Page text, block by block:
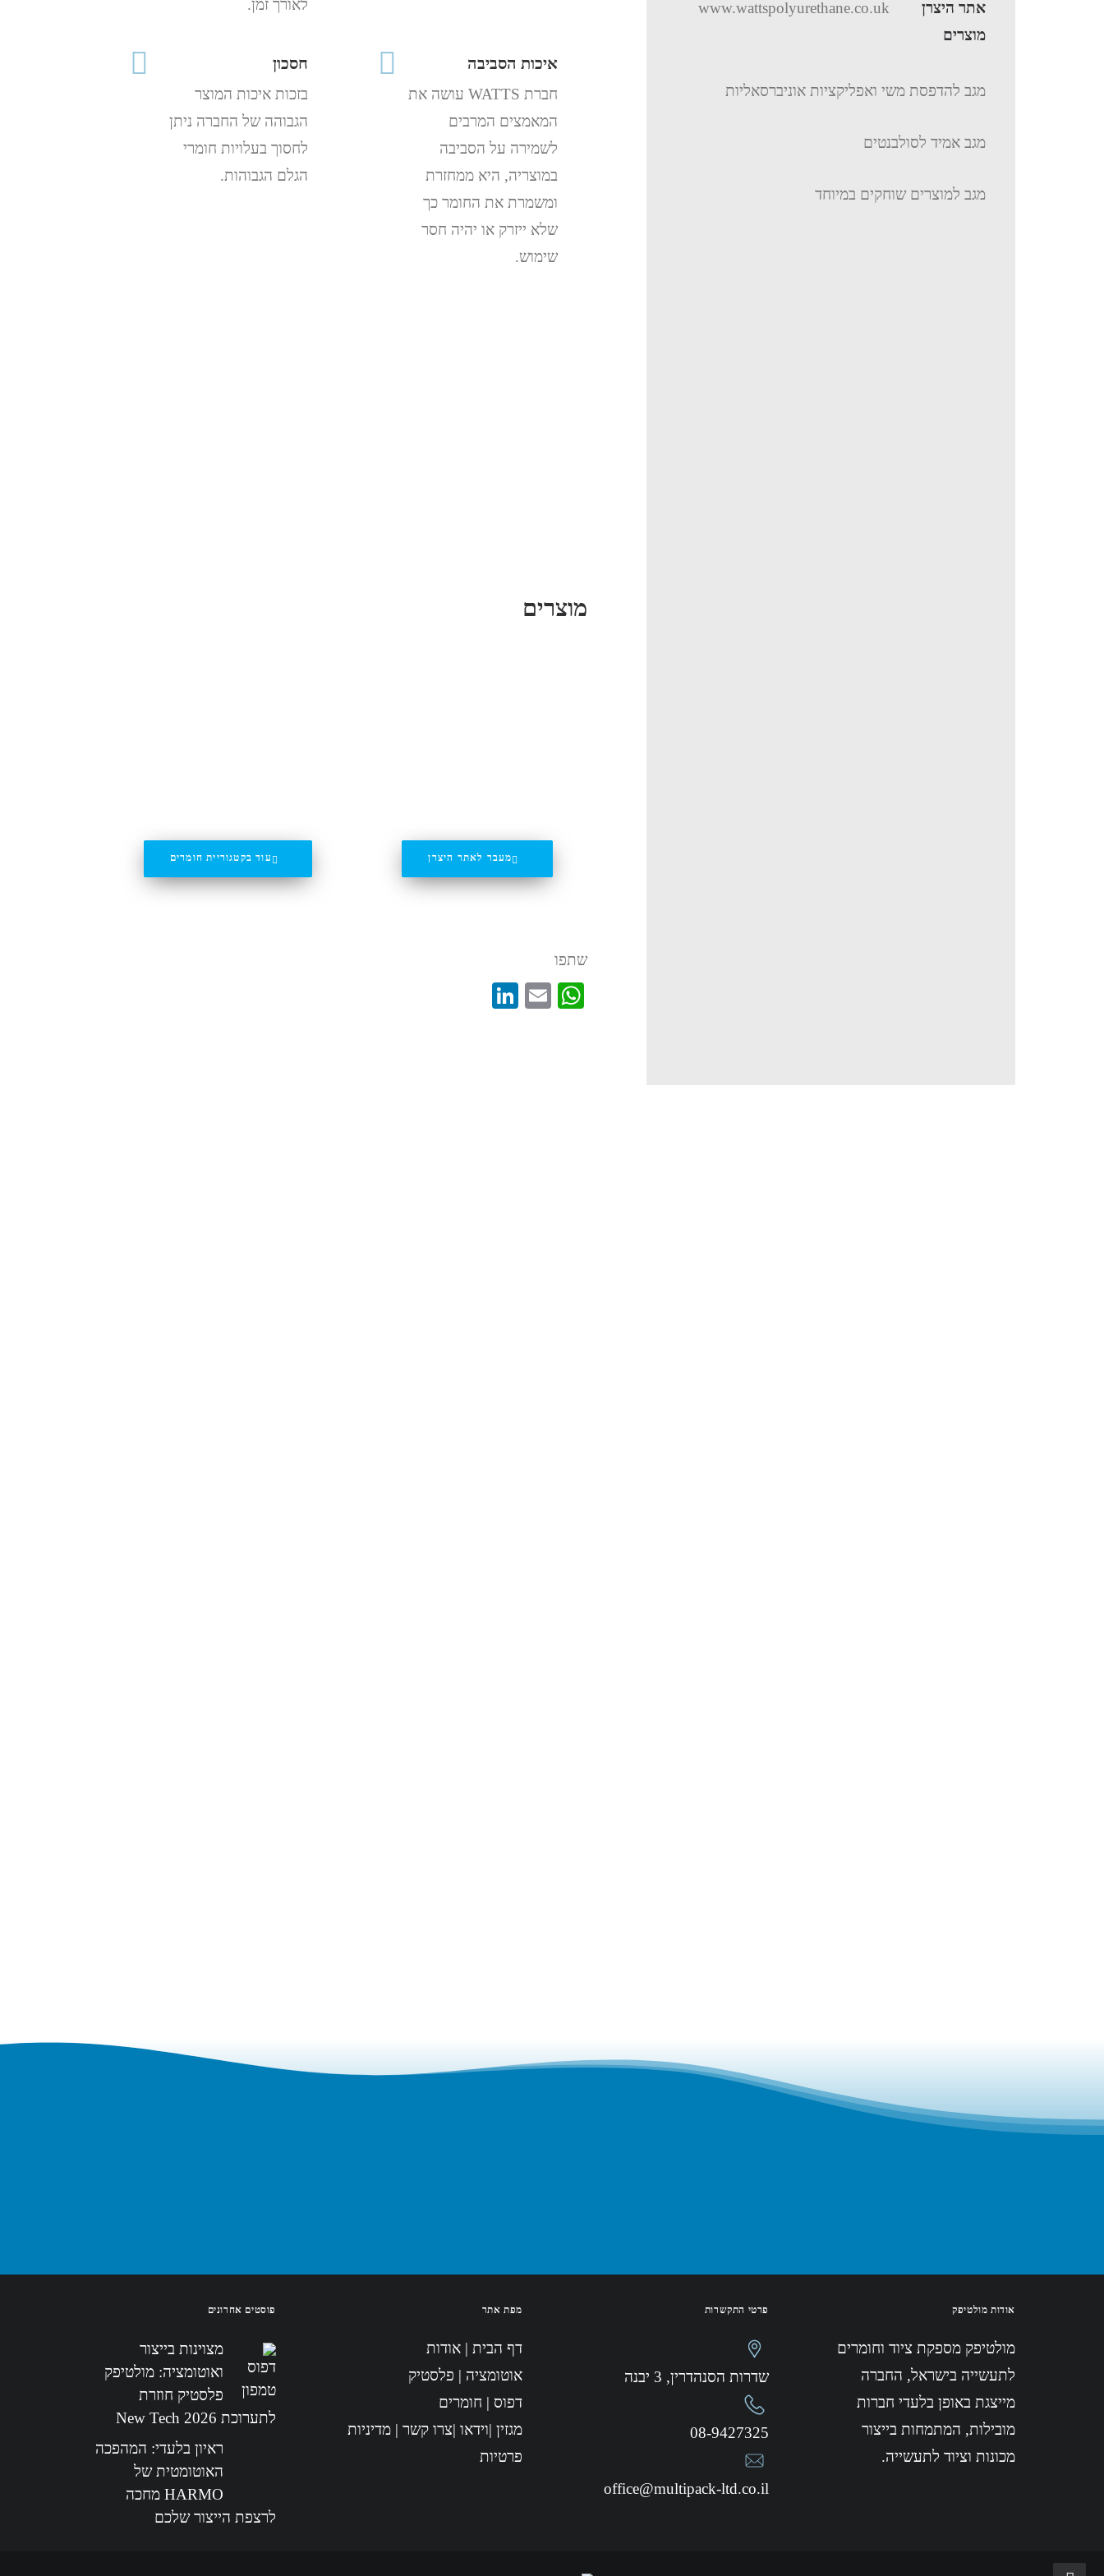
אתר היצרן
www.wattspolyurethane.co.uk
מוצרים
מגב להדפסת משי ואפליקציות אוניברסאליות
מגב אמיד לסולבנטים
מגב למוצרים שוחקים במיוחד
לאורך זמן.
איכות הסביבה
חברת WATTS עושה את
המאמצים המרבים
לשמירה על הסביבה
במוצריה, היא ממחזרת
ומשמרת את החומר כך
שלא ייזרק או יהיה חסר
שימוש.
חסכון
בזכות איכות המוצר
הגבוהה של החברה ניתן
לחסוך בעלויות חומרי
הגלם הגבוהות.
מוצרים
מעבר לאתר היצרן עוד בקטגוריית חומרים
שתפו
WhatsApp
Email
אודות מולטיפק
מולטיפק מספקת ציוד וחומרים
לתעשייה בישראל, החברה
מייצגת באופן בלעדי חברות
מובילות, המתמחות בייצור
מכונות וציוד לתעשייה.
פרטי התקשרות
שדרות הסנהדרין, 3 יבנה
08-9427325
office@multipack-ltd.co.il
מפת אתר
דף הבית | אודות
אוטומציה | פלסטיק
דפוס | חומרים
מגזין |וידאו |צרו קשר | מדיניות
פרטיות
פוסטים אחרונים
מצוינות בייצור
ואוטומציה: מולטיפק
פלסטיק חוזרת
לתערוכת New Tech 2026
ראיון בלעדי: המהפכה
האוטומטית של
HARMO מחכה
לרצפת הייצור שלכם